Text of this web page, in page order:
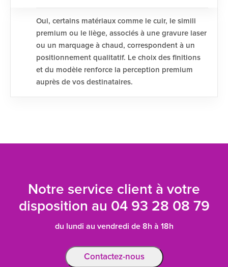
Oui, certains matériaux comme le cuir, le simili
premium ou le liège, associés à une gravure laser
ou un marquage à chaud, correspondent à un
positionnement qualitatif. Le choix des finitions
et du modèle renforce la perception premium
auprès de vos destinataires.
Notre service client à votre
disposition au 04 93 28 08 79
du lundi au vendredi de 8h à 18h
Contactez-nous